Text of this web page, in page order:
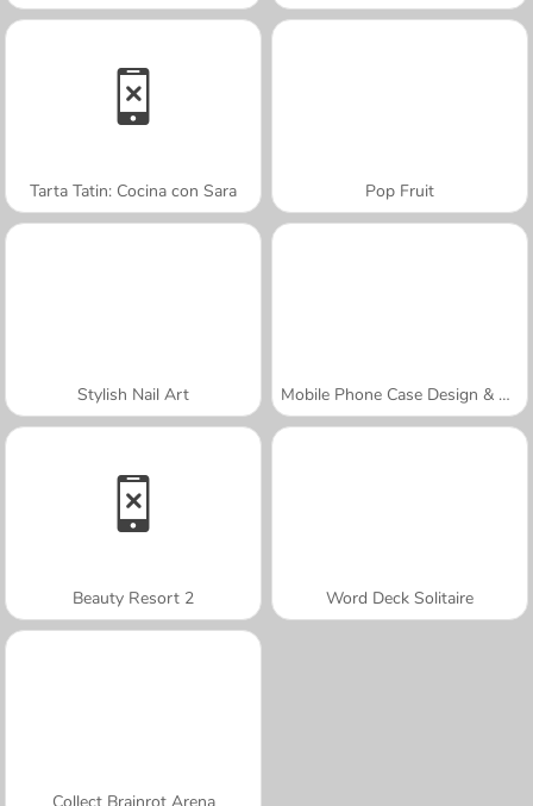
Tarta Tatin: Cocina con Sara Pop Fruit
Stylish Nail Art Mobile Phone Case Design & DIY
Beauty Resort 2 Word Deck Solitaire
Collect Brainrot Arena